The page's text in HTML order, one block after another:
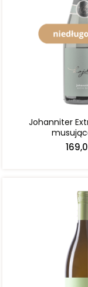
Johanniter